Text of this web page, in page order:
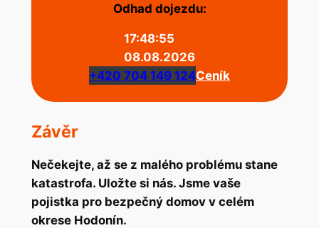
Odhad dojezdu:
17:48:55
08.08.2026
+420 704 149 124Ceník
Závěr
Nečekejte, až se z malého problému stane
katastrofa. Uložte si nás. Jsme vaše
pojistka pro bezpečný domov v celém
okrese Hodonín.